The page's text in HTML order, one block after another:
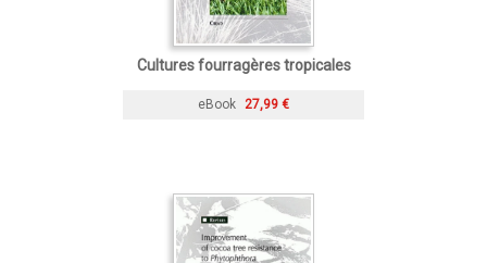
Cultures fourragères tropicales
eBook 27,99 €